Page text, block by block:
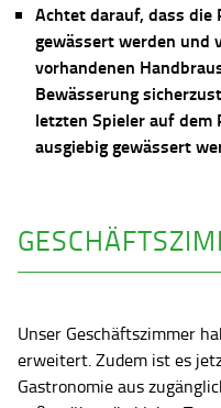
Achtet darauf, dass die
gewässert werden und
vorhandenen
Bewässerung
letzten Spieler auf dem
ausgiebig gewässert
Unser Geschäftszimmer
erweitert. Zudem ist es
Gastronomie aus